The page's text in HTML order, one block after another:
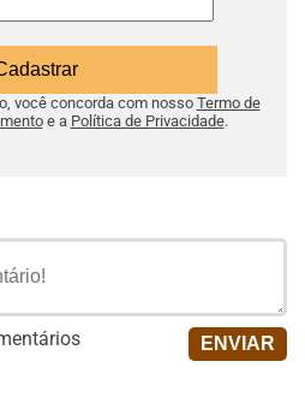
você concorda com nosso Termo de
e a Política de Privacidade.